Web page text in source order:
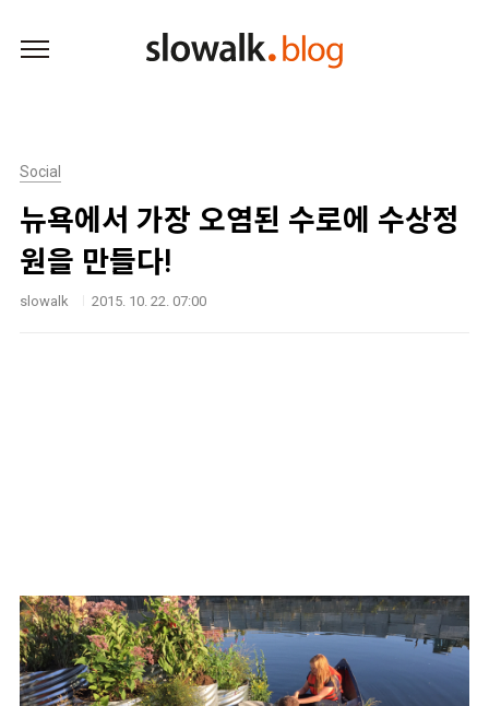
Social
뉴욕에서 가장 오염된 수로에 수상정
원을 만들다!
slowalk 2015. 10. 22. 07:00